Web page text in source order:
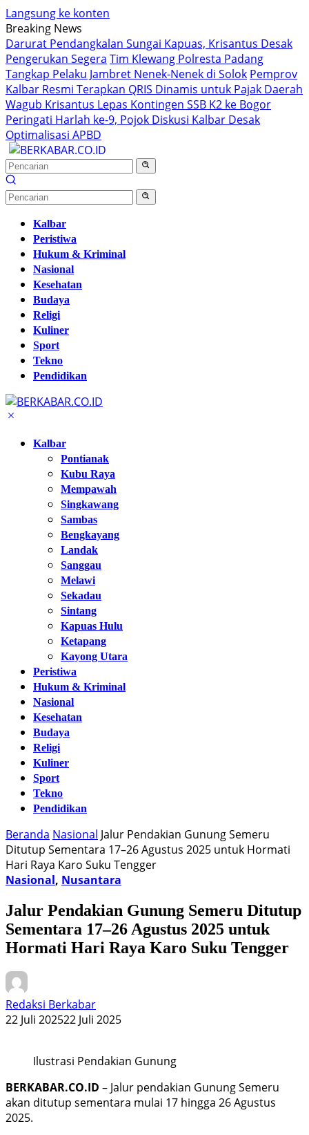
Langsung ke konten
Breaking News
Darurat Pendangkalan Sungai Kapuas, Krisantus Desak
Pengerukan Segera Tim Klewang Polresta Padang
Tangkap Pelaku Jambret Nenek-Nenek di Solok Pemprov
Kalbar Resmi Terapkan QRIS Dinamis untuk Pajak Daerah
Wagub Krisantus Lepas Kontingen SSB K2 ke Bogor
Peringati Harlah ke-9, Pojok Diskusi Kalbar Desak
Optimalisasi APBD
Kalbar
Peristiwa
Hukum & Kriminal
Nasional
Kesehatan
Budaya
Religi
Kuliner
Sport
Tekno
Pendidikan
Kalbar
Pontianak
Kubu Raya
Mempawah
Singkawang
Sambas
Bengkayang
Landak
Sanggau
Melawi
Sekadau
Sintang
Kapuas Hulu
Ketapang
Kayong Utara
Peristiwa
Hukum & Kriminal
Nasional
Kesehatan
Budaya
Religi
Kuliner
Sport
Tekno
Pendidikan
Beranda Nasional Jalur Pendakian Gunung Semeru
Ditutup Sementara 17–26 Agustus 2025 untuk Hormati
Hari Raya Karo Suku Tengger
Nasional, Nusantara
Jalur Pendakian Gunung Semeru Ditutup
Sementara 17–26 Agustus 2025 untuk
Hormati Hari Raya Karo Suku Tengger
Redaksi Berkabar
22 Juli 202522 Juli 2025
Ilustrasi Pendakian Gunung
BERKABAR.CO.ID – Jalur pendakian Gunung Semeru
akan ditutup sementara mulai 17 hingga 26 Agustus
2025.